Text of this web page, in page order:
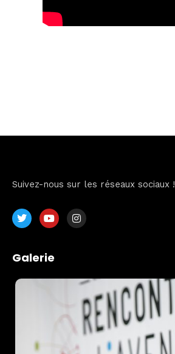
Suivez-nous sur les réseaux sociaux !
Galerie